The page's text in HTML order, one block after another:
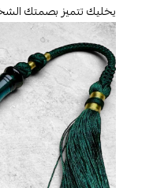
يخليك تتميز بصمتك الشخصي.